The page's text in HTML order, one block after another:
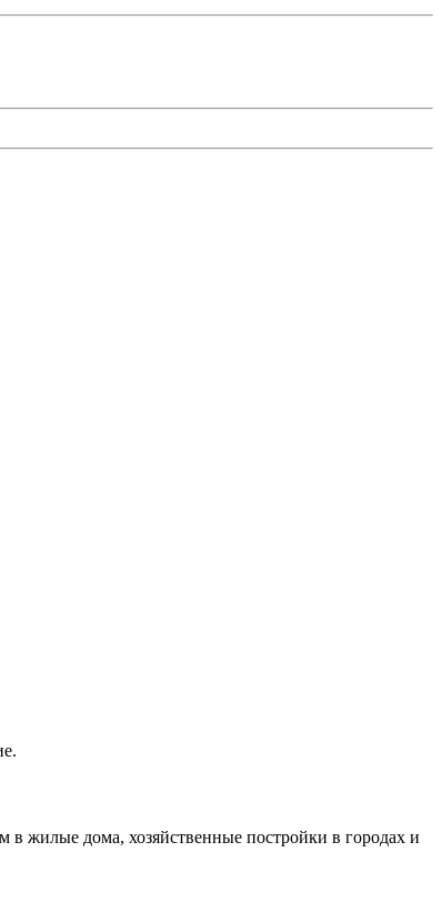
в жилые дома, хозяйственные постройки в городах и